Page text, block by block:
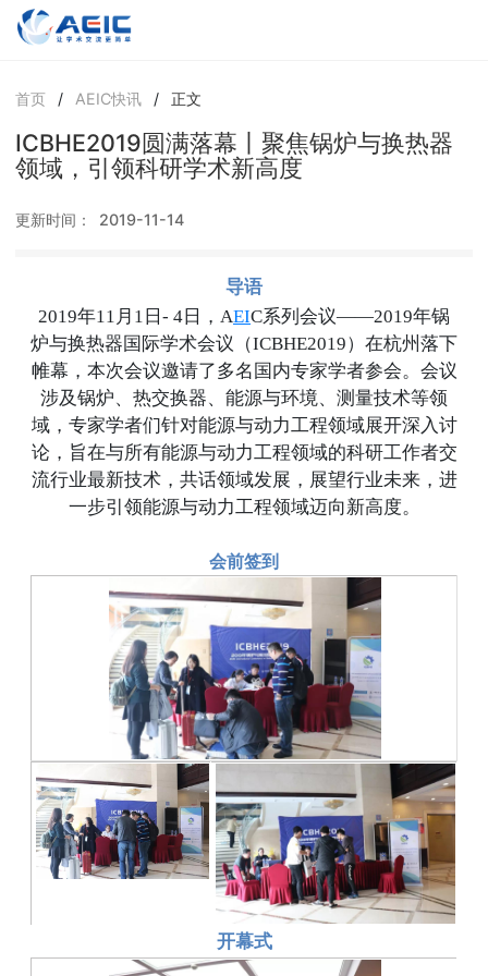
首页 / AEIC快讯 / 正文
ICBHE2019圆满落幕丨聚焦锅炉与换热器
领域，引领科研学术新高度
更新时间： 2019-11-14
导语
2019年11月1日- 4日，AEIC系列会议——2019年锅
炉与换热器国际学术会议（ICBHE2019）在杭州落下
帷幕，本次会议邀请了多名国内专家学者参会。会议
涉及锅炉、热交换器、能源与环境、测量技术等领
域，专家学者们针对能源与动力工程领域展开深入讨
论，旨在与所有能源与动力工程领域的科研工作者交
流行业最新技术，共话领域发展，展望行业未来，进
一步引领能源与动力工程领域迈向新高度。
会前签到
开幕式